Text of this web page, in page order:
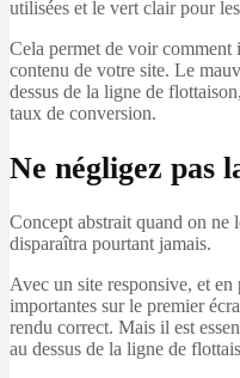
utilisées et le vert clair pour
Cela permet de voir comment
contenu de votre site. Le
dessus de la ligne de
taux de conversion.
Ne négligez pas
Concept abstrait quand on ne
disparaîtra pourtant jamais.
Avec un site responsive, et en
importantes sur le premier
rendu correct. Mais il est
au dessus de la ligne de